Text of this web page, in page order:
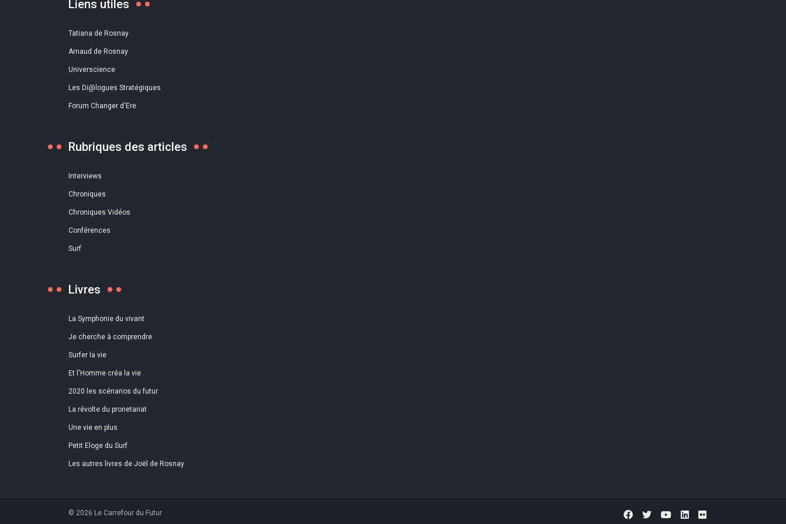
Liens utiles
Tatiana de Rosnay
Arnaud de Rosnay
Universcience
Les Di@logues Stratégiques
Forum Changer d'Ere
Rubriques des articles
Interviews
Chroniques
Chroniques Vidéos
Conférences
Surf
Livres
La Symphonie du vivant
Je cherche à comprendre
Surfer la vie
Et l'Homme créa la vie
2020 les scénarios du futur
La révolte du pronetariat
Une vie en plus
Petit Eloge du Surf
Les autres livres de Joël de Rosnay
© 2026 Le Carrefour du Futur